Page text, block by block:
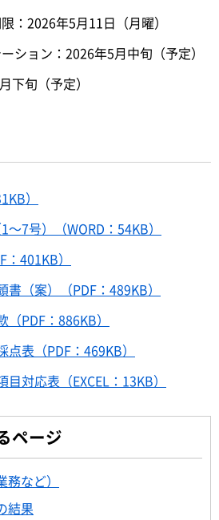
：2026年5月11日（月曜）
ション：2026年5月中旬（予定）
下旬（予定）
）
7号）（WORD：54KB）
401KB）
（案）（PDF：489KB）
PDF：886KB）
表（PDF：469KB）
対応表（EXCEL：13KB）
ページ
など）
結果